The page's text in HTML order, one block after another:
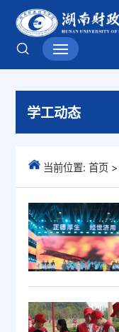
学工动态
当前位置: 首页>